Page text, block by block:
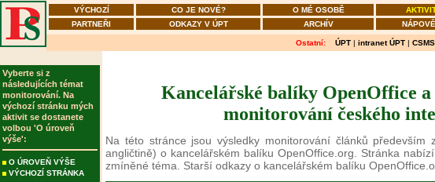
VÝCHOZÍ CO JE NOVÉ? O MÉ OSOBĚ
PARTNEŘI
ODKAZY V ÚPT ARCHÍV
Ostatní: ÚPT | intranet ÚPT | CSMS
Vyberte si z
následujících témat
monitorování. Na
výchozí stránku mých
aktivit se dostanete
volbou 'O úroveň
výše':
O ÚROVEŇ VÝŠE
VÝCHOZÍ STRÁNKA
Kancelářské balíky OpenOffice
monitorování českého
Na této stránce jsou výsledky monitorování článků především
angličtině) o kancelářském balíku OpenOffice.org. Stránka
zmíněné téma. Starší odkazy o kancelářském balíku